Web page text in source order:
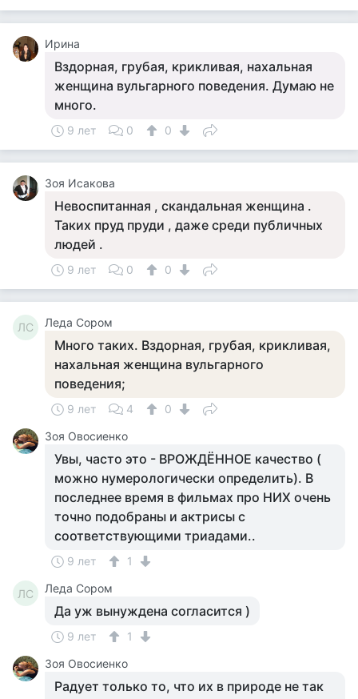
Ирина
Вздорная, грубая, крикливая, нахальная
женщина вульгарного поведения. Думаю не
много.
9 лет 0 0
Зоя Исакова
Невоспитанная , скандальная женщина .
Таких пруд пруди , даже среди публичных
людей .
9 лет 0 0
ЛС Леда Сором
Много таких. Вздорная, грубая, крикливая,
нахальная женщина вульгарного
поведения;
9 лет 4
0
Зоя Овосиенко
Увы, часто это - ВРОЖДЁННОЕ качество (
можно нумерологически определить). В
последнее время в фильмах про НИХ очень
точно подобраны и актрисы с
соответствующими триадами..
9 лет 1
ЛС Леда Сором
Да уж вынуждена согласится )
9 лет
1
Зоя Овосиенко
Радует только то, что их в природе не так